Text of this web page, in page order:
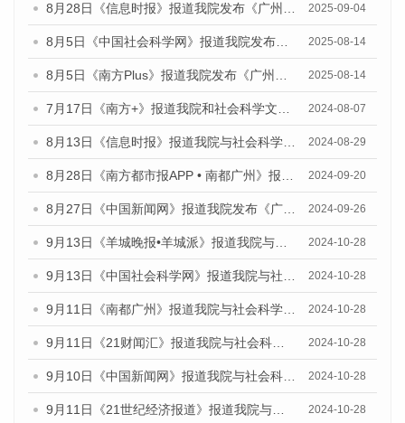
8月28日《信息时报》报道我院发布《广州蓝皮书：广州国际商贸中心发展报告（2025）》的媒体文章 2025-09-04
8月5日《中国社会科学网》报道我院发布《广州蓝皮书：广州城乡融合发展报告（2025）》的媒体文章 2025-08-14
8月5日《南方Plus》报道我院发布《广州蓝皮书：广州城乡融合发展报告（2025）》的媒体文章 2025-08-14
7月17日《南方+》报道我院和社会科学文献出版社联合发布《广州蓝皮书：广州数字经济发展报告（2024）》的媒体文章 2024-08-07
8月13日《信息时报》报道我院与社会科学文献出版社联合发布的《广州蓝皮书：广州国际商贸中心发展报告（2024）》媒体文章 2024-08-29
8月28日《南方都市报APP • 南都广州》报道我院发布《广州蓝皮书：广州城市国际化发展报告（2024）》的媒体文章 2024-09-20
8月27日《中国新闻网》报道我院发布《广州蓝皮书：广州创新型城市发展报告（2024）》的媒体文章 2024-09-26
9月13日《羊城晚报•羊城派》报道我院与社会科学文献出版社联合发布了《广州蓝皮书：广州金融发展报告（2024）》的媒体文章 2024-10-28
9月13日《中国社会科学网》报道我院与社会科学文献出版社联合发布了《广州蓝皮书：广州金融发展报告（2024）》的媒体文章 2024-10-28
9月11日《南都广州》报道我院与社会科学文献出版社联合发布了《广州蓝皮书：广州金融发展报告（2024）》的媒体文章 2024-10-28
9月11日《21财闻汇》报道我院与社会科学文献出版社联合发布了《广州蓝皮书：广州金融发展报告（2024）》的媒体文章 2024-10-28
9月10日《中国新闻网》报道我院与社会科学文献出版社联合发布了《广州蓝皮书：广州金融发展报告（2024）》的媒体文章 2024-10-28
9月11日《21世纪经济报道》报道我院与社会科学文献出版社联合发布了《广州蓝皮书：广州金融发展报告（2024）》的媒体文章 2024-10-28